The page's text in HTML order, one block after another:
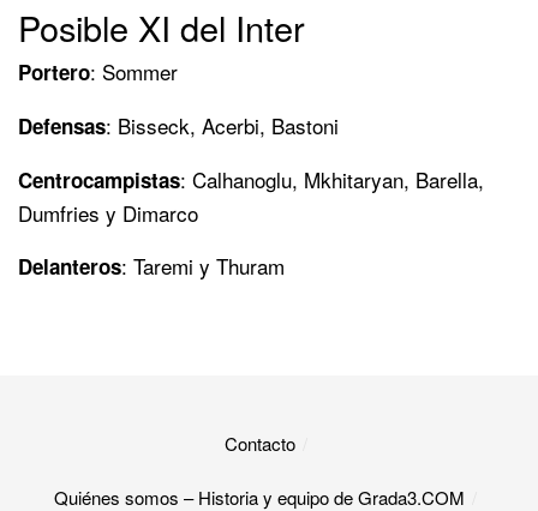
Posible XI del Inter
Portero: Sommer
Defensas: Bisseck, Acerbi, Bastoni
Centrocampistas: Calhanoglu, Mkhitaryan, Barella,
Dumfries y Dimarco
Delanteros: Taremi y Thuram
Contacto
Quiénes somos – Historia y equipo de Grada3.COM